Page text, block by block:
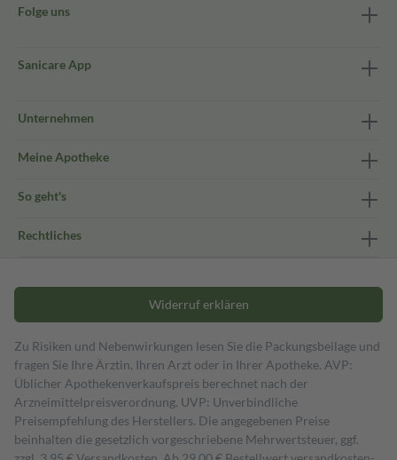
Folge uns
Sanicare App
Unternehmen
Meine Apotheke
So geht's
Rechtliches
Widerruf erklären
Zu Risiken und Nebenwirkungen lesen Sie die Packungsbeilage und
fragen Sie Ihre Ärztin, Ihren Arzt oder in Ihrer Apotheke. AVP:
Üblicher Apothekenverkaufspreis berechnet nach der
Arzneimittelpreisverordnung. UVP: Unverbindliche
Preisempfehlung des Herstellers. Die angegebenen Preise
beinhalten die gesetzlich vorgeschriebene Mehrwertsteuer, ggf.